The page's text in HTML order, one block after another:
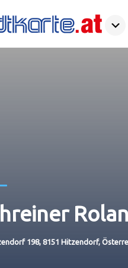
198, 8151 Hitzendorf,